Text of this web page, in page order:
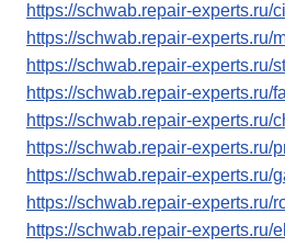
https://schwab.repair-experts.ru/
https://schwab.repair-experts.ru/
https://schwab.repair-experts.ru/
https://schwab.repair-experts.ru/
https://schwab.repair-experts.ru/
https://schwab.repair-experts.ru/
https://schwab.repair-experts.ru/
https://schwab.repair-experts.ru/
https://schwab.repair-experts.ru/